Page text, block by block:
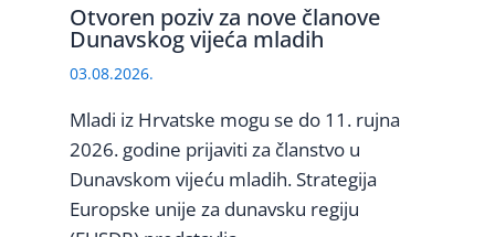
Otvoren poziv za nove članove
Dunavskog vijeća mladih
03.08.2026.
Mladi iz Hrvatske mogu se do 11. rujna
2026. godine prijaviti za članstvo u
Dunavskom vijeću mladih. Strategija
Europske unije za dunavsku regiju